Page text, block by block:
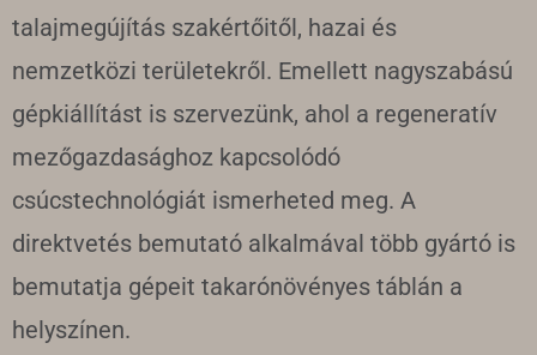
talajmegújítás szakértőitől, hazai és
nemzetközi területekről. Emellett nagyszabású
gépkiállítást is szervezünk, ahol a regeneratív
mezőgazdasághoz kapcsolódó
csúcstechnológiát ismerheted meg. A
direktvetés bemutató alkalmával több gyártó is
bemutatja gépeit takarónövényes táblán a
helyszínen.